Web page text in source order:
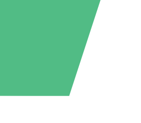
US$